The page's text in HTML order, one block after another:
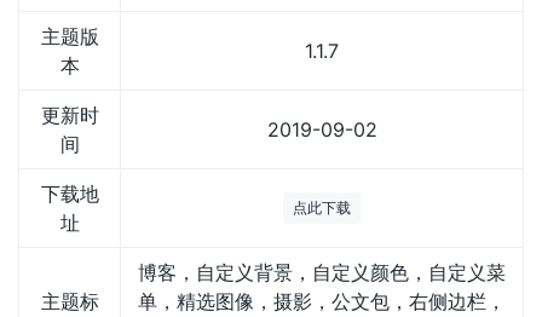
主题版
本
1.1.7
更新时
间
2019-09-02
下载地
址
点此下载
主题标
博客，自定义背景，自定义颜色，自定义菜
单，精选图像，摄影，公文包，右侧边栏，